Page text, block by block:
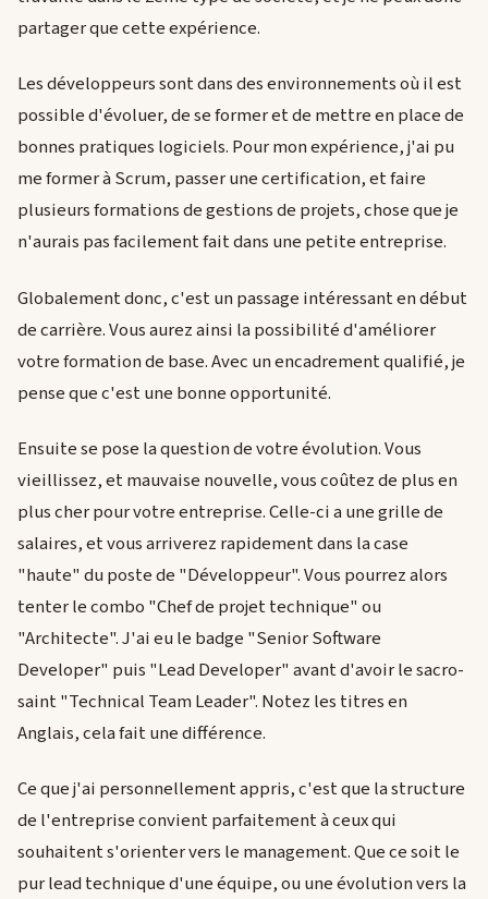
partager que cette expérience.
Les développeurs sont dans des environnements où il est
possible d'évoluer, de se former et de mettre en place de
bonnes pratiques logiciels. Pour mon expérience, j'ai pu
me former à Scrum, passer une certification, et faire
plusieurs formations de gestions de projets, chose que je
n'aurais pas facilement fait dans une petite entreprise.
Globalement donc, c'est un passage intéressant en début
de carrière. Vous aurez ainsi la possibilité d'améliorer
votre formation de base. Avec un encadrement qualifié, je
pense que c'est une bonne opportunité.
Ensuite se pose la question de votre évolution. Vous
vieillissez, et mauvaise nouvelle, vous coûtez de plus en
plus cher pour votre entreprise. Celle-ci a une grille de
salaires, et vous arriverez rapidement dans la case
"haute" du poste de "Développeur". Vous pourrez alors
tenter le combo "Chef de projet technique" ou
"Architecte". J'ai eu le badge "Senior Software
Developer" puis "Lead Developer" avant d'avoir le sacro-
saint "Technical Team Leader". Notez les titres en
Anglais, cela fait une différence.
Ce que j'ai personnellement appris, c'est que la structure
de l'entreprise convient parfaitement à ceux qui
souhaitent s'orienter vers le management. Que ce soit le
pur lead technique d'une équipe, ou une évolution vers la